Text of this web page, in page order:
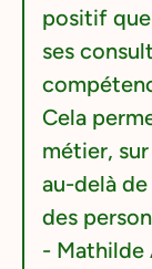
positif
ses
Cela
métier,
au-delà
des
- Mathilde